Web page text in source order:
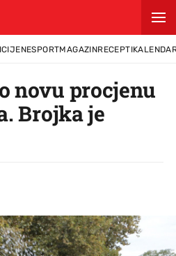
CIJENESPORTMAGAZINRECEPTI
novu procjenu
Brojka je